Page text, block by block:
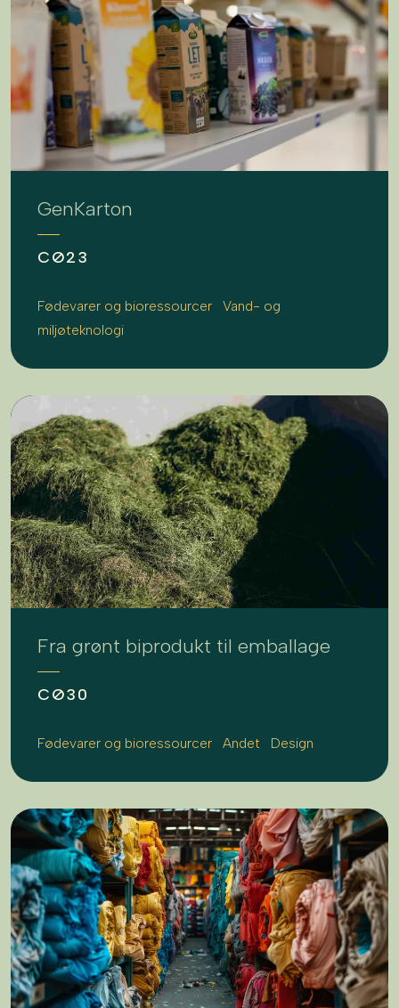
GenKarton
CØ23
Fødevarer og bioressourcer
Vand- og
miljøteknologi
Fra grønt biprodukt til emballage
CØ30
Fødevarer og bioressourcer Andet Design